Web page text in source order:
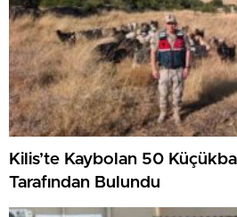
Kilis’te Kaybolan 50
Tarafından Bulundu